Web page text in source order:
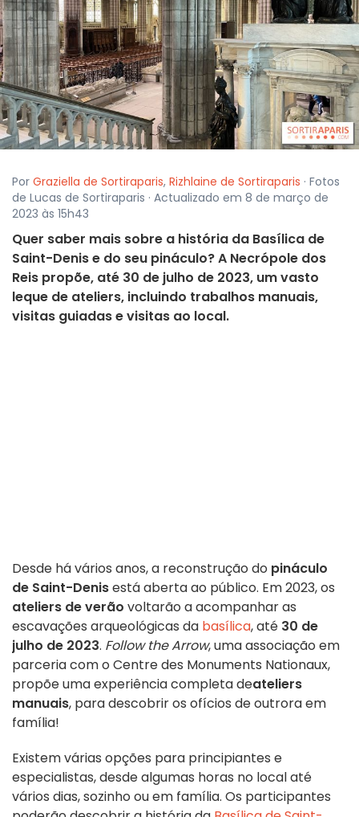
Por Graziella de Sortiraparis, Rizhlaine de Sortiraparis · Fotos
de Lucas de Sortiraparis · Actualizado em 8 de março de
2023 às 15h43
Quer saber mais sobre a história da Basílica de
Saint-Denis e do seu pináculo? A Necrópole dos
Reis propõe, até 30 de julho de 2023, um vasto
leque de ateliers, incluindo trabalhos manuais,
visitas guiadas e visitas ao local.
Desde há vários anos, a reconstrução do pináculo
de Saint-Denisestá aberta ao público. Em 2023, os
ateliers de verão voltarão a acompanhar as
escavações arqueológicas da basílica, até 30 de
julho de 2023. Follow the Arrow, uma associação em
parceria com o Centre des Monuments Nationaux,
propõe uma experiência completa deateliers
manuais, para descobrir os ofícios de outrora em
família!
Existem várias opções para principiantes e
especialistas, desde algumas horas no local até
vários dias, sozinho ou em família. Os participantes